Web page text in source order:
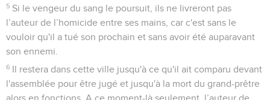
5 Si le vengeur du sang le poursuit, ils ne livreront pas
l’auteur de l’homicide entre ses mains, car c'est sans le
vouloir qu'il a tué son prochain et sans avoir été auparavant
son ennemi.
6 Il restera dans cette ville jusqu'à ce qu'il ait comparu devant
l'assemblée pour être jugé et jusqu'à la mort du grand-prêtre
alors en fonctions. A ce moment-là seulement, l’auteur de